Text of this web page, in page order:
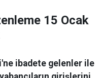
15 Ocak
ibadete gelenler ile